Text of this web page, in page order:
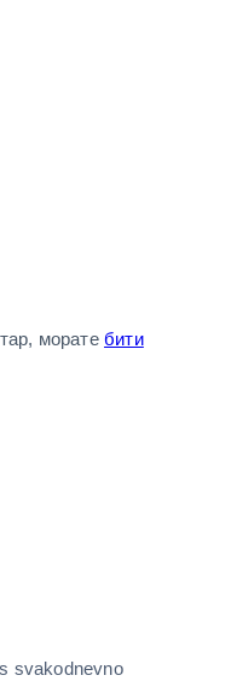
моратебити
svakodnevno